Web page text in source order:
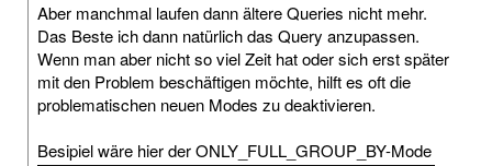
Aber manchmal laufen dann ältere Queries nicht mehr.
Das Beste ich dann natürlich das Query anzupassen.
Wenn man aber nicht so viel Zeit hat oder sich erst später
mit den Problem beschäftigen möchte, hilft es oft die
problematischen neuen Modes zu deaktivieren.
Besipiel wäre hier der ONLY_FULL_GROUP_BY-Mode